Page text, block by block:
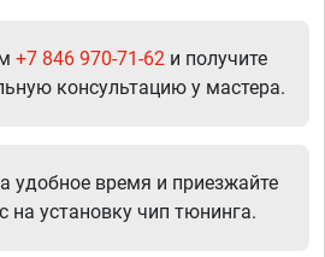
+7 846 970-71-62 и получите
консультацию у мастера.
удобное время и приезжайте
на установку чип тюнинга.